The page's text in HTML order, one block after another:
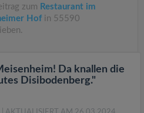
zum Restaurant im
Hof in 55590
Da knallen die
Disibodenberg."